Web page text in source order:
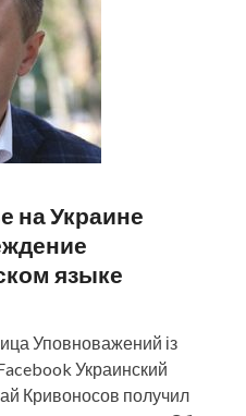
на Украине
языке
Уповноважений із
Украинский
Кривоносов получил